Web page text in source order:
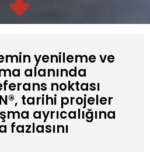
yenileme ve
alanında
noktası
tarihi projeler
ayrıcalığına
fazlasını